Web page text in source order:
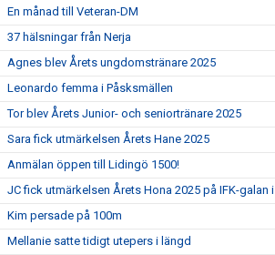
En månad till Veteran-DM
37 hälsningar från Nerja
Agnes blev Årets ungdomstränare 2025
Leonardo femma i Påsksmällen
Tor blev Årets Junior- och seniortränare 2025
Sara fick utmärkelsen Årets Hane 2025
Anmälan öppen till Lidingö 1500!
JC fick utmärkelsen Årets Hona 2025 på IFK-galan
Kim persade på 100m
Mellanie satte tidigt utepers i längd